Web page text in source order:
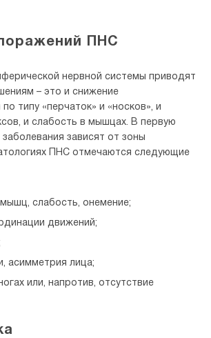
ПНС
нервной системы приводят
– это и снижение
типу «перчаток» и «носков», и
и слабость в мышцах. В первую
зависят от зоны
ПНС отмечаются следующие
слабость, онемение;
движений;
асимметрия лица;
или, напротив, отсутствие